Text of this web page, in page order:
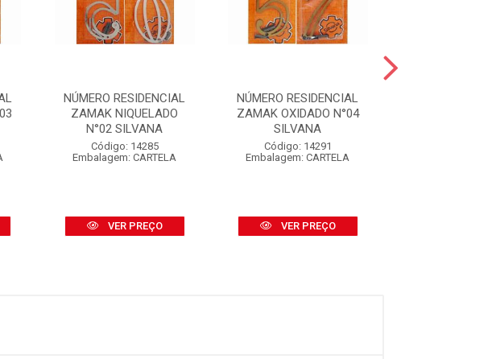
NÚMERO RESIDENCIAL
ZAMAK NIQUELADO
N°02 SILVANA
Código: 14285
Embalagem: CARTELA
VER PREÇO
NÚMERO RESIDENCIAL
ZAMAK OXIDADO N°04
SILVANA
Código: 14291
Embalagem: CARTELA
VER PREÇO